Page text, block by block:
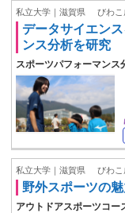
私立大学｜滋賀県 びわ
データサイエン
ンス分析を研究
スポーツパフォーマン
私立大学｜滋賀県 びわ
野外スポーツの
アウトドアスポーツコ